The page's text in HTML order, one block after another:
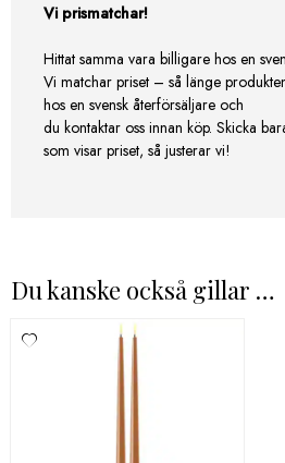
Vi prismatchar!
Hittat samma vara billigare hos en
Vi matchar priset – så länge
hos en svensk återförsäljare och
du kontaktar oss innan köp. Skicka
som visar priset, så justerar vi!
Du kanske också gillar …